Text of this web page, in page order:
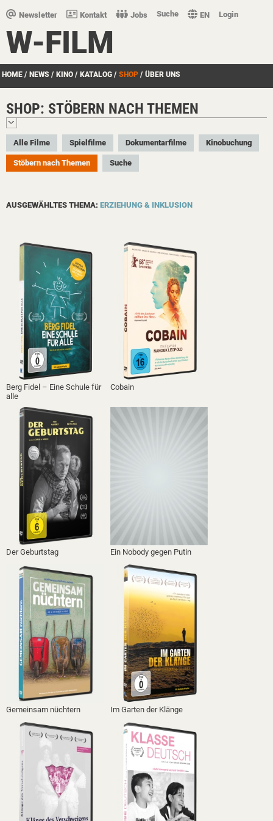
Newsletter Kontakt Jobs Suche EN Login
W-FILM
HOME / NEWS / KINO / KATALOG / SHOP / ÜBER UNS
SHOP: STÖBERN NACH THEMEN
Alle Filme Spielfilme Dokumentarfilme Kinobuchung
Stöbern nach Themen Suche
AUSGEWÄHLTES THEMA: ERZIEHUNG & INKLUSION
Berg Fidel – Eine Schule für
alle
Cobain
Der Geburtstag Ein Nobody gegen Putin
Gemeinsam nüchtern Im Garten der Klänge